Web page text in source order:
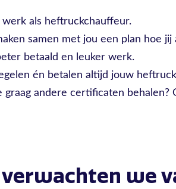
als heftruckchauffeur.
samen met jou een plan hoe
betaald en leuker werk.
én betalen altijd jouw
graag andere certificaten behalen?
we